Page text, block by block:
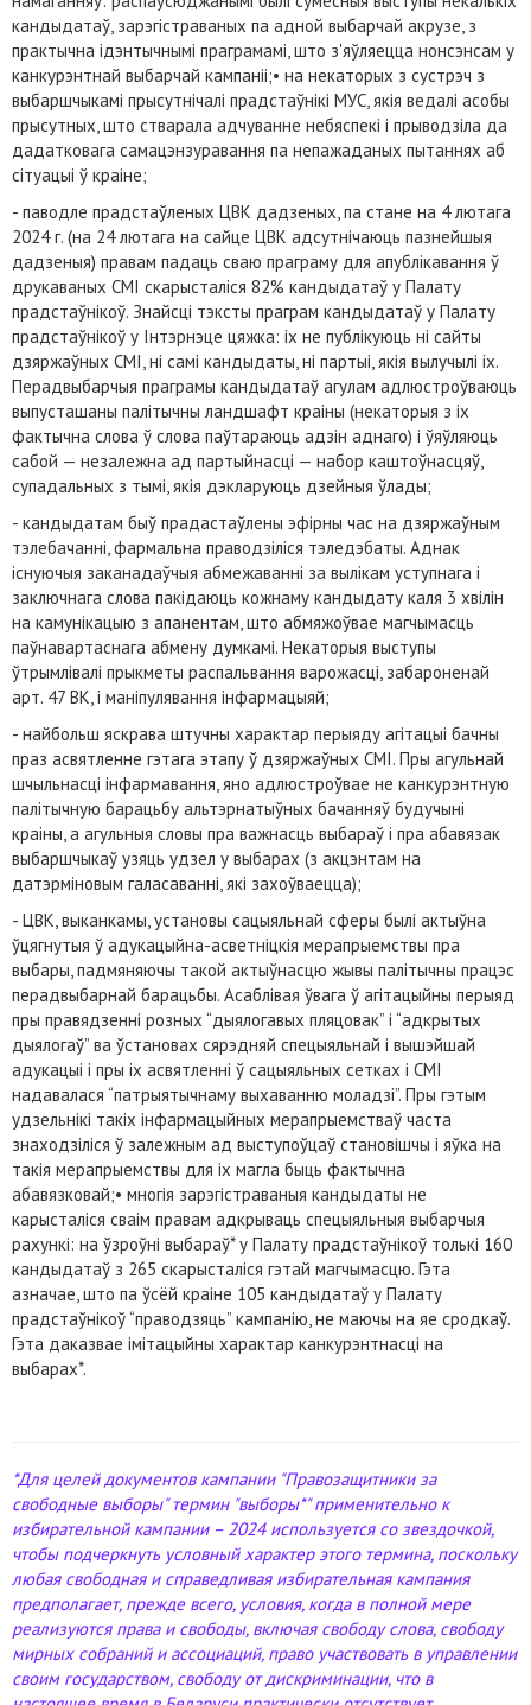
кандыдатаў, зарэгістраваных па адной выбарчай акрузе, з
практычна ідэнтычнымі праграмамі, што з'яўляецца нонсэнсам у
канкурэнтнай выбарчай кампаніі;• на некаторых з сустрэч з
выбаршчыкамі прысутнічалі прадстаўнікі МУС, якія ведалі асобы
прысутных, што стварала адчуванне небяспекі і прыводзіла да
дадатковага самацэнзуравання па непажаданых пытаннях аб
сітуацыі ў краіне;
- паводле прадстаўленых ЦВК дадзеных, па стане на 4 лютага
2024 г. (на 24 лютага на сайце ЦВК адсутнічаюць пазнейшыя
дадзеныя) правам падаць сваю праграму для апублікавання ў
друкаваных СМІ скарысталіся 82% кандыдатаў у Палату
прадстаўнікоў. Знайсці тэксты праграм кандыдатаў у Палату
прадстаўнікоў у Інтэрнэце цяжка: іх не публікуюць ні сайты
дзяржаўных СМІ, ні самі кандыдаты, ні партыі, якія вылучылі іх.
Перадвыбарчыя праграмы кандыдатаў агулам адлюстроўваюць
выпусташаны палітычны ландшафт краіны (некаторыя з іх
фактычна слова ў слова паўтараюць адзін аднаго) і ўяўляюць
сабой — незалежна ад партыйнасці — набор каштоўнасцяў,
супадальных з тымі, якія дэкларуюць дзейныя ўлады;
- кандыдатам быў прадастаўлены эфірны час на дзяржаўным
тэлебачанні, фармальна праводзіліся тэледэбаты. Аднак
існуючыя заканадаўчыя абмежаванні за вылікам уступнага і
заключнага слова пакідаюць кожнаму кандыдату каля 3 хвілін
на камунікацыю з апанентам, што абмяжоўвае магчымасць
паўнавартаснага абмену думкамі. Некаторыя выступы
ўтрымлівалі прыкметы распальвання варожасці, забароненай
арт. 47 ВК, і маніпулявання інфармацыяй;
- найбольш яскрава штучны характар перыяду агітацыі бачны
праз асвятленне гэтага этапу ў дзяржаўных СМІ. Пры агульнай
шчыльнасці інфармавання, яно адлюстроўвае не канкурэнтную
палітычную барацьбу альтэрнатыўных бачанняў будучыні
краіны, а агульныя словы пра важнасць выбараў і пра абавязак
выбаршчыкаў узяць удзел у выбарах (з акцэнтам на
датэрміновым галасаванні, які захоўваецца);
- ЦВК, выканкамы, установы сацыяльнай сферы былі актыўна
ўцягнутыя ў адукацыйна-асветніцкія мерапрыемствы пра
выбары, падмяняючы такой актыўнасцю жывы палітычны працэс
перадвыбарнай барацьбы. Асаблівая ўвага ў агітацыйны перыяд
пры правядзенні розных “дыялогавых пляцовак” і “адкрытых
дыялогаў” ва ўстановах сярэдняй спецыяльнай і вышэйшай
адукацыі і пры іх асвятленні ў сацыяльных сетках і СМІ
надавалася “патрыятычнаму выхаванню моладзі”. Пры гэтым
удзельнікі такіх інфармацыйных мерапрыемстваў часта
знаходзіліся ў залежным ад выступоўцаў становішчы і яўка на
такія мерапрыемствы для іх магла быць фактычна
абавязковай;• многія зарэгістраваныя кандыдаты не
карысталіся сваім правам адкрываць спецыяльныя выбарчыя
рахункі: на ўзроўні выбараў* у Палату прадстаўнікоў толькі 160
кандыдатаў з 265 скарысталіся гэтай магчымасцю. Гэта
азначае, што па ўсёй краіне 105 кандыдатаў у Палату
прадстаўнікоў “праводзяць” кампанію, не маючы на яе сродкаў.
Гэта даказвае імітацыйны характар канкурэнтнасці на
выбарах*.
*Для целей документов кампании "Правозащитники за
свободные выборы" термин "выборы*" применительно к
избирательной кампании – 2024 используется со звездочкой,
чтобы подчеркнуть условный характер этого термина, поскольку
любая свободная и справедливая избирательная кампания
предполагает, прежде всего, условия, когда в полной мере
реализуются права и свободы, включая свободу слова, свободу
мирных собраний и ассоциаций, право участвовать в управлении
своим государством, свободу от дискриминации, что в